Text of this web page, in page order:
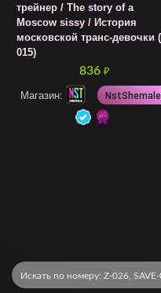
трейнер / The story of a
Moscow sissy / История
московской транс-девочки
015)
836 ₽
Магазин: NstShemale